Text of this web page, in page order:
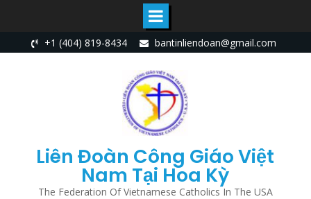
+1 (404) 819-8434 bantinliendoan@gmail.com
Liên Đoàn Công Giáo Việt
Nam Tại Hoa Kỳ
The Federation Of Vietnamese Catholics In The USA